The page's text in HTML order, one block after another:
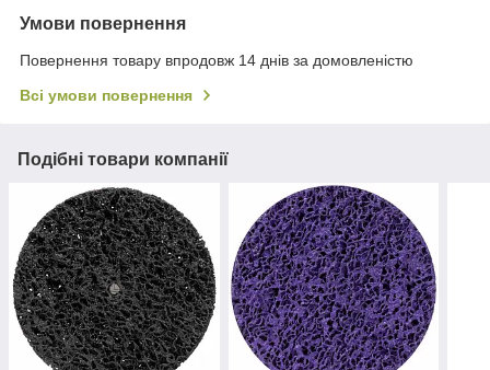
Умови повернення
Повернення товару впродовж 14 днів за домовленістю
Всі умови повернення
Подібні товари компанії